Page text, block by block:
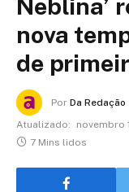
Neblina’
nova
de
Por Da Redação
Atualizado:
novembro
7 Mins lidos